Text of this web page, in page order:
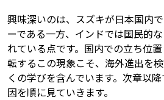
興味深いのは、スズキが日本国内
ーである一方、インドでは国民的
れている点です。国内での立ち位
転するこの現象こそ、海外進出を
くの学びを含んでいます。次章以
因を順に見ていきます。